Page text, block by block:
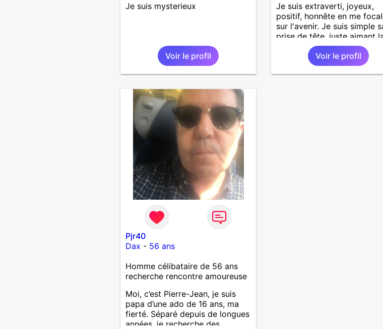
Je suis mysterieux
Voir le profil
Je suis extraverti, joyeux,
positif, honnête en me
sur l'avenir. Je suis simple
prise de tête, juste aimant
Toujours en pensées
heureux de vivre. Malgré
veuvage je me tourne vers
l'avenir pour une deuxième
Voir le profil
Pjr40
Dax - 56 ans
Homme célibataire de 56 ans
recherche rencontre amoureuse
Moi, c’est Pierre-Jean, je suis
papa d’une ado de 16 ans, ma
fierté. Séparé depuis de longues
années, je recherche des